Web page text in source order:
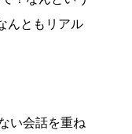
んともリアル
い会話を重ね